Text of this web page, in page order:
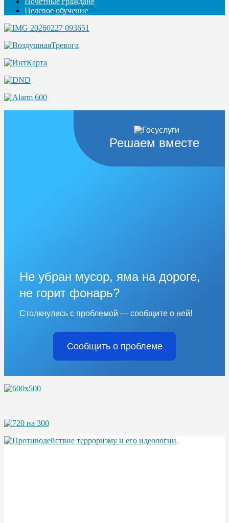
Целевое обучение
Решаем вместе
Не убран мусор, яма на дороге,
не горит фонарь?
Столкнулись с проблемой — сообщите о ней!
Сообщить о проблеме